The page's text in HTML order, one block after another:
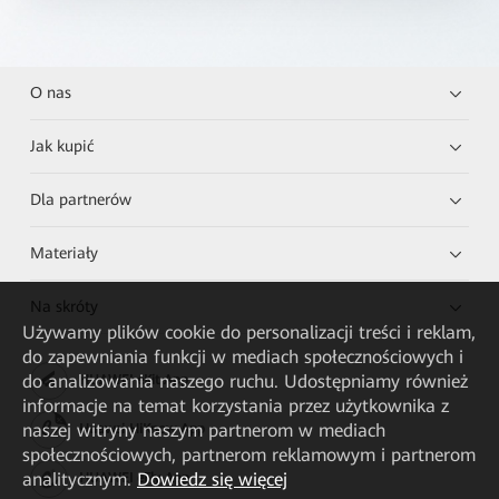
O nas
Jak kupić
Dla partnerów
Materiały
Na skróty
HUAWEI eKit App
Huawei HiKnow App
HUAWEI eFly App
Używamy plików cookie do personalizacji treści i reklam,
do zapewniania funkcji w mediach społecznościowych i
do analizowania naszego ruchu. Udostępniamy również
informacje na temat korzystania przez użytkownika z
naszej witryny naszym partnerom w mediach
społecznościowych, partnerom reklamowym i partnerom
analitycznym. Dowiedz się więcej